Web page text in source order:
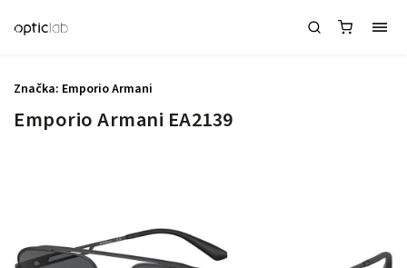
Emporio Armani EA2139
Značka: Emporio Armani